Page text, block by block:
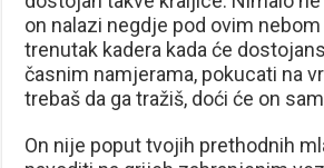
on nalazi negdje pod ovim
trenutak kadera kada će
časnim namjerama, pokucati na
trebaš da ga tražiš, doći će on
On nije poput tvojih prethodnih